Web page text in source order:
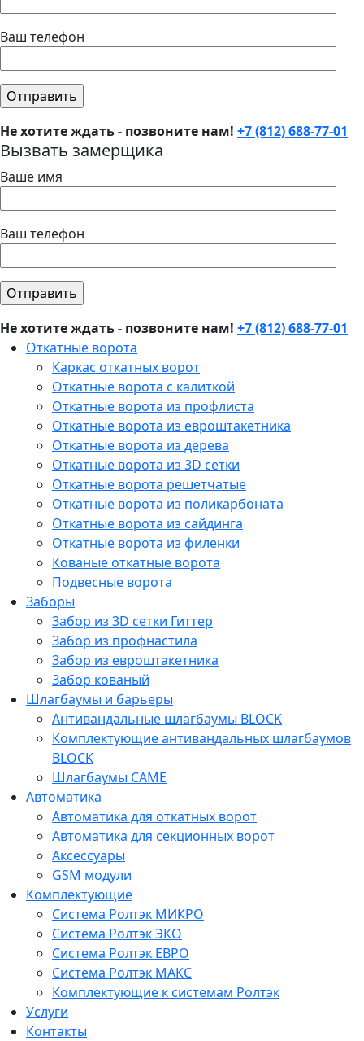
Ваш телефон
Не хотите ждать - позвоните нам! +7 (812) 688-77-01
Вызвать замерщика
Ваше имя
Ваш телефон
Не хотите ждать - позвоните нам! +7 (812) 688-77-01
Откатные ворота
Каркас откатных ворот
Откатные ворота с калиткой
Откатные ворота из профлиста
Откатные ворота из евроштакетника
Откатные ворота из дерева
Откатные ворота из 3D сетки
Откатные ворота решетчатые
Откатные ворота из поликарбоната
Откатные ворота из сайдинга
Откатные ворота из филенки
Кованые откатные ворота
Подвесные ворота
Заборы
Забор из 3D сетки Гиттер
Забор из профнастила
Забор из евроштакетника
Забор кованый
Шлагбаумы и барьеры
Антивандальные шлагбаумы BLOCK
Комплектующие антивандальных шлагбаумов
BLOCK
Шлагбаумы CAME
Автоматика
Автоматика для откатных ворот
Автоматика для секционных ворот
Аксессуары
GSM модули
Комплектующие
Система Ролтэк МИКРО
Система Ролтэк ЭКО
Система Ролтэк ЕВРО
Система Ролтэк МАКС
Комплектующие к системам Ролтэк
Услуги
Контакты